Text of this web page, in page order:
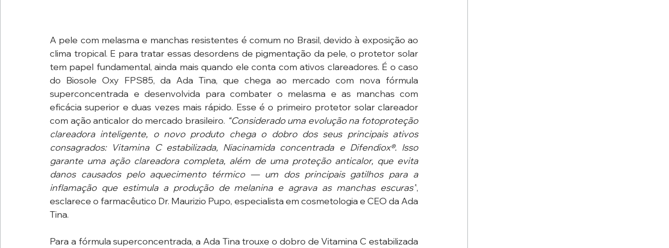
A pele com melasma e manchas resistentes é comum no Brasil, devido à exposição ao
clima tropical. E para tratar essas desordens de pigmentação da pele, o protetor solar
tem papel fundamental, ainda mais quando ele conta com ativos clareadores. É o caso
do Biosole Oxy FPS85, da Ada Tina, que chega ao mercado com nova fórmula
superconcentrada e desenvolvida para combater o melasma e as manchas com
eficácia superior e duas vezes mais rápido. Esse é o primeiro protetor solar clareador
com ação anticalor do mercado brasileiro. “Considerado uma evolução na fotoproteção
clareadora inteligente, o novo produto chega o dobro dos seus principais ativos
consagrados: Vitamina C estabilizada, Niacinamida concentrada e Difendiox®. Isso
garante uma ação clareadora completa, além de uma proteção anticalor, que evita
danos causados pelo aquecimento térmico — um dos principais gatilhos para a
inflamação que estimula a produção de melanina e agrava as manchas escuras”,
esclarece o farmacêutico Dr. Maurizio Pupo, especialista em cosmetologia e CEO da Ada
Tina.
Para a fórmula superconcentrada, a Ada Tina trouxe o dobro de Vitamina C estabilizada